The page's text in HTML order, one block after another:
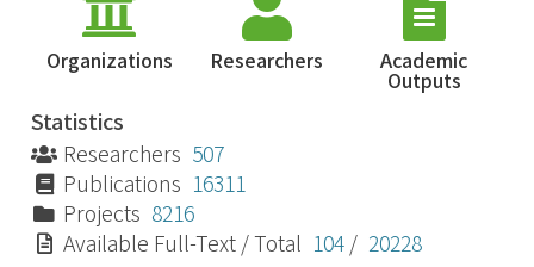
Organizations Researchers Academic
Outputs
Statistics
Researchers 507
Publications 16311
Projects 8216
Available Full-Text / Total 104 / 20228